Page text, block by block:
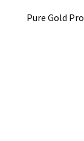
Pure Gold